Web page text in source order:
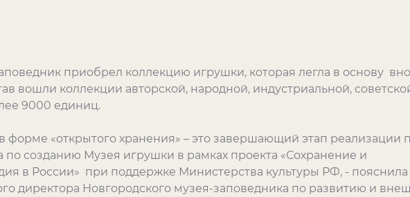
приобрел коллекцию игрушки, которая легла в основу
вошли коллекции авторской, народной, индустриальной,
9000 единиц.
«открытого хранения» – это завершающий этап реализации
по созданию Музея игрушки в рамках проекта «Сохранение и
в России» при поддержке Министерства культуры РФ, - пояснила
директора Новгородского музея-заповедника по развитию и